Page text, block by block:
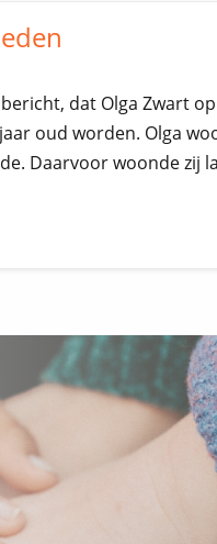
dat Olga Zwart
oud worden. Olga
Daarvoor woonde zij